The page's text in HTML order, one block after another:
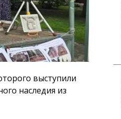
выступили
наследия из